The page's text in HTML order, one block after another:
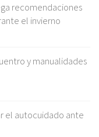
recomendaciones
el invierno
y manualidades
el autocuidado ante